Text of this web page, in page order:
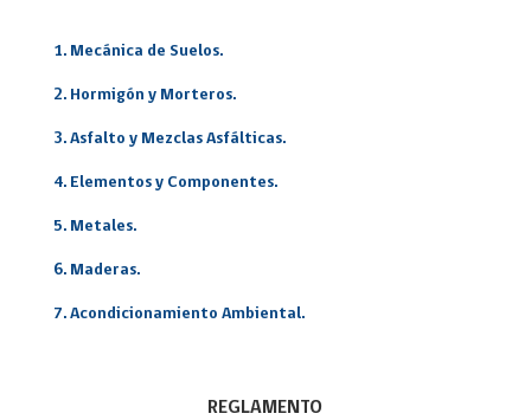
1. Mecánica de Suelos.
2. Hormigón y Morteros.
3. Asfalto y Mezclas Asfálticas.
4. Elementos y Componentes.
5. Metales.
6. Maderas.
7. Acondicionamiento Ambiental.
REGLAMENTO